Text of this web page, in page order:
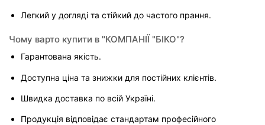
Легкий у догляді та стійкий до частого прання.
Чому варто купити в "КОМПАНІЇ "БІКО"?
Гарантована якість.
Доступна ціна та знижки для постійних клієнтів.
Швидка доставка по всій Україні.
Продукція відповідає стандартам професійного